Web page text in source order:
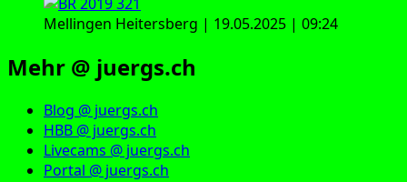
Mellingen Heitersberg | 19.05.2025 | 09:24
Mehr @ juergs.ch
Blog @ juergs.ch
HBB @ juergs.ch
Livecams @ juergs.ch
Portal @ juergs.ch